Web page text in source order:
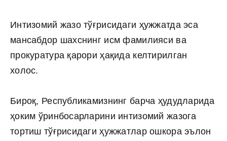
Интизомий жазо тўғрисидаги ҳужжатда эса
мансабдор шахснинг исм фамилияси ва
прокуратура қарори ҳақида келтирилган
холос.
Бироқ, Республикамизнинг барча ҳудудларида
ҳоким ўринбосарларини интизомий жазога
тортиш тўғрисидаги ҳужжатлар ошкора эълон